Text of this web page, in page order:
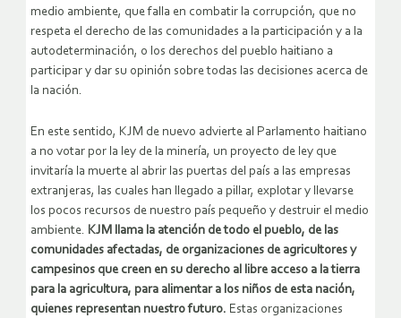
medio ambiente, que falla en combatir la corrupción, que no
respeta el derecho de las comunidades a la participación y a la
autodeterminación, o los derechos del pueblo haitiano a
participar y dar su opinión sobre todas las decisiones acerca de
la nación.
En este sentido, KJM de nuevo advierte al Parlamento haitiano
a no votar por la ley de la minería, un proyecto de ley que
invitaría la muerte al abrir las puertas del país a las empresas
extranjeras, las cuales han llegado a pillar, explotar y llevarse
los pocos recursos de nuestro país pequeño y destruir el medio
ambiente. KJM llama la atención de todo el pueblo, de las
comunidades afectadas, de organizaciones de agricultores y
campesinos que creen en su derecho al libre acceso a la tierra
para la agricultura, para alimentar a los niños de esta nación,
quienes representan nuestro futuro. Estas organizaciones